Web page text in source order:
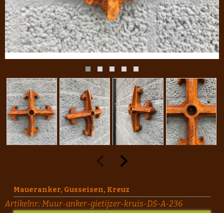
Maueranker, Gusseisen, Kreuz
Artikelnr.: Muur-anker-gietijzer-kruis-DS-A-236